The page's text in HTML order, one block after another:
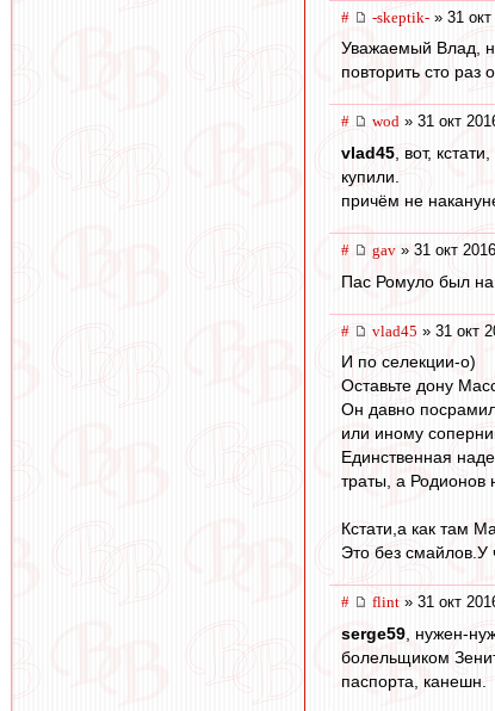
# -skeptik- » 31
Уважаемый Влад,
повторить сто
# wod » 31 окт
vlad45 , вот,
купили.
причём не
# gav » 31 окт
Пас Ромуло был
# vlad45 » 31 окт
И по селекции-о)
Оставьте дону
Он давно
или иному
Единственная
траты, а Родионов
Кстати,а как там
Это без смайлов.У
# flint » 31 окт
serge59 , нужен-
болельщиком
паспорта, канешн.